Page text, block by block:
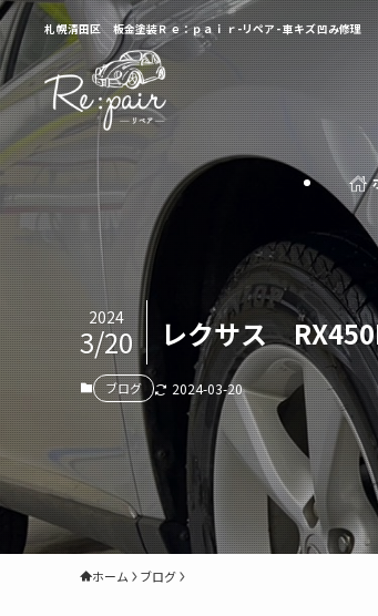
札幌清田区 板金塗装Ｒｅ：ｐａｉｒ-リペア- 車キズ凹み修理
レクサス
2024
3/20
ブログ 2024-03-20
ホーム ブログ